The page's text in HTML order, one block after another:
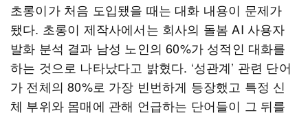
초롱이가 처음 도입됐을 때는 대화 내용이 문제가
됐다. 초롱이 제작사에서는 회사의 돌봄 AI 사용자
발화 분석 결과 남성 노인의 60%가 성적인 대화를
하는 것으로 나타났다고 밝혔다. ‘성관계’ 관련 단어
가 전체의 80%로 가장 빈번하게 등장했고 특정 신
체 부위와 몸매에 관해 언급하는 단어들이 그 뒤를